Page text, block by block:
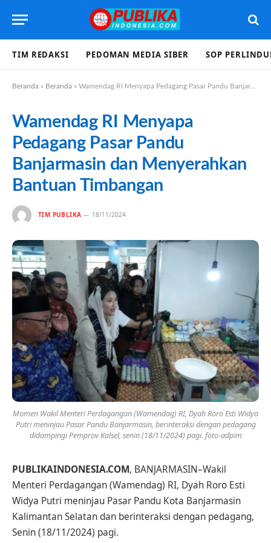
TIM REDAKSI PEDOMAN MEDIA SIBER SOP
Beranda » Beranda » Wamendag RI Menyapa Pedagang Pasar Pandu Banjarmasin dan Menyerahkan Bantuan Timbangan
Wamendag RI Menyapa
Pedagang Pasar Pandu
Banjarmasin dan Menyerahkan
Bantuan Timbangan
TIM PUBLIKA 18/11/2024
Momen Wakil Menteri Perdagangan (Wamendag) RI, Dyah Roro Esti Widya
Putri meninjau Pasar Pandu Banjarmasin, berinteraksi dengan pedagang
didampingi Pemprov Kalsel, senin (18/11/2024) pagi. foto-adpim
PUBLIKAINDONESIA.COM, BANJARMASIN–Wakil
Menteri Perdagangan (Wamendag) RI, Dyah Roro Esti
Widya Putri meninjau Pasar Pandu Kota Banjarmasin
Kalimantan Selatan dan berinteraksi dengan pedagang,
Senin (18/11/2024) pagi.